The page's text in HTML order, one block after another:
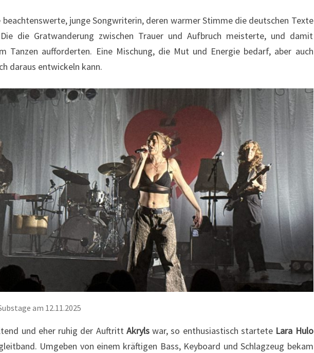
beachtenswerte, junge Songwriterin, deren warmer Stimme die deutschen Texte
die Gratwanderung zwischen Trauer und Aufbruch meisterte, und damit
Tanzen aufforderten. Eine Mischung, die Mut und Energie bedarf, aber auch
daraus entwickeln kann.
am 12.11.2025
und eher ruhig der Auftritt Akrylswar, so enthusiastisch startete Lara Hulo
Umgeben von einem kräftigen Bass, Keyboard und Schlagzeug bekam